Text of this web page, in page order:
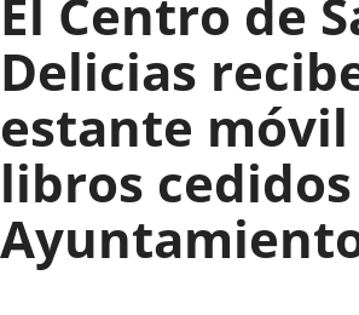
Valladolid
El Centro de
Delicias
estante móvil
libros